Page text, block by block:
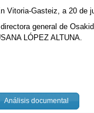
Vitoria-Gasteiz, a 20 de
directora general de
LÓPEZ ALTUNA.
Análisis documental